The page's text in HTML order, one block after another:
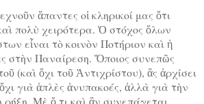
ἅπαντες οἱ κληρικοί μας ὅτι
πολὺ χειρότερα. Ὁ στόχος ὅλων
εἶναι τὸ κοινὸν Ποτήριον καὶ ἡ
στὴν Παναίρεση. Ὅποιος συνεπῶς
(καὶ ὄχι τοῦ Ἀντιχρίστου), ἂς ἀρχίσει
γιὰ ἁπλὲς ἀνυπακοές, ἀλλὰ γιὰ τὴν
Μὲ ὅ,τι καὶ ἂν συνεπάγεται